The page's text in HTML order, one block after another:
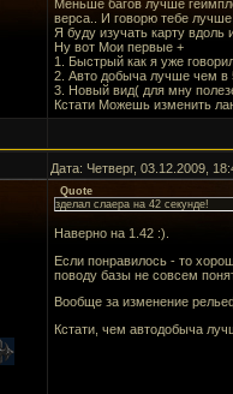
Меньше багов лучше
верса.. И говорю тебе
Я буду изучать карту вдоль
Ну вот Мои первые +
1. Быстрый как я уже
2. Авто добыча лучше чем в
3. Новый вид( для мну
Кстати Можешь изменить
Дата: Четверг, 03.12.2009,
Quote
зделал слаера на 42 секунде!
Наверно на 1.42 :).
Если понравилось - то
поводу базы не совсем
Вообще за изменение
Кстати, чем автодобыча